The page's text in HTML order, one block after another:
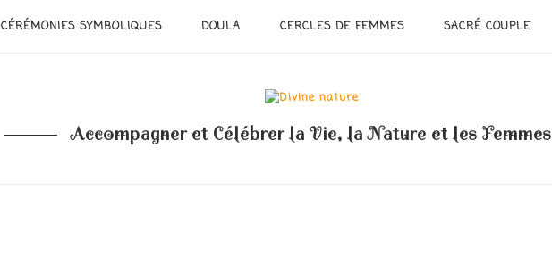
CÉRÉMONIES SYMBOLIQUES DOULA CERCLES DE FEMMES SACRÉ COUPLE
Accompagner et Célébrer la Vie, la Nature et les Femmes